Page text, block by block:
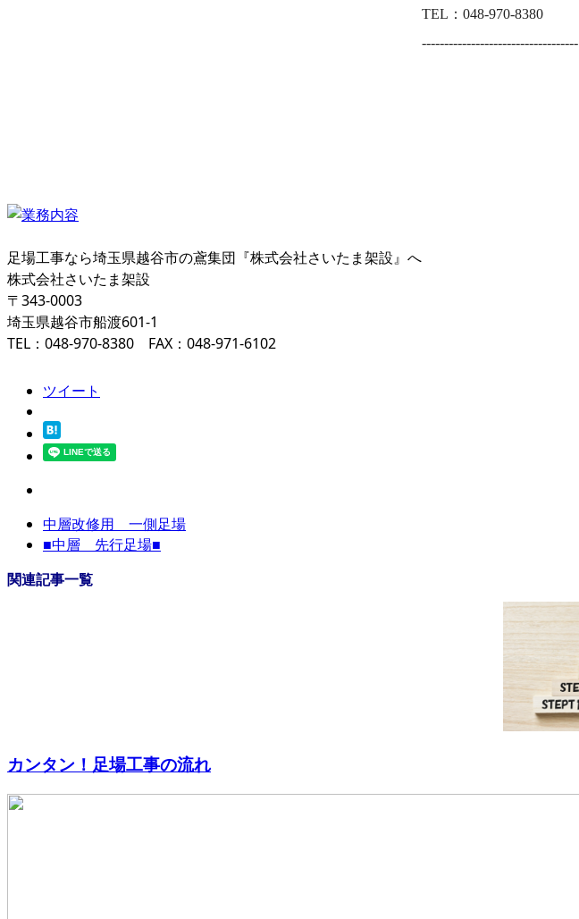
TEL：048-970-8380
-----------------------------------
足場工事なら埼玉県越谷市の鳶集団『株式会社さいたま架設』へ
株式会社さいたま架設
〒343-0003
埼玉県越谷市船渡601-1
TEL：048-970-8380 FAX：048-971-6102
ツイート
中層改修用 一側足場
■中層 先行足場■
関連記事一覧
カンタン！足場工事の流れ